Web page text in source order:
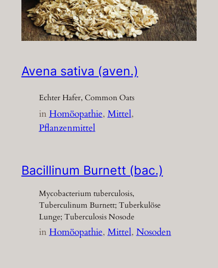
Avena sativa (aven.)
Echter Hafer, Common Oats
inHomöopathie, Mittel
Pflanzenmittel
Bacillinum Burnett (bac.)
Mycobacterium tuberculosis,
Tuberculinum Burnett; Tuberkulöse
Lunge; Tuberculosis Nosode
inHomöopathie, Mittel, Nosoden